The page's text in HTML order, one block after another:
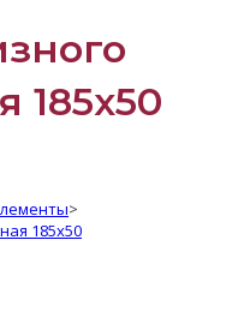
185х50
>
185х50